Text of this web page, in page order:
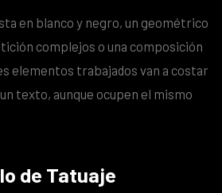
en blanco y negro, un geométrico
complejos o una composición
elementos trabajados van a costar
texto, aunque ocupen el mismo
de Tatuaje